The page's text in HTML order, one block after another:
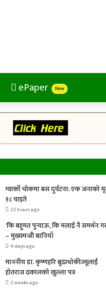
ePaper New
ग्वार्को चोकमा बस दुर्घटना: एक जनाको
१८ घाइते
22 hours ago
‘कि बहुमत पुर्‍याऊ, कि मलाई नै समर्थन
– मुख्यमन्त्री बानियाँ
4 days ago
माननीय डा. कृष्णहरि बुढाथोकीज्यूलाई
होतराज ढकालको खुल्ला पत्र
2 weeks ago